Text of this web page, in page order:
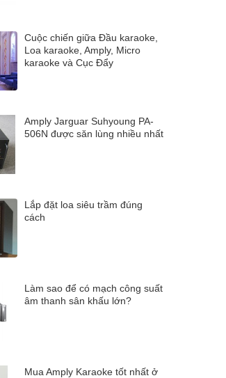
Cuộc chiến giữa Đầu karaoke,
Loa karaoke, Amply, Micro
karaoke và Cục Đẩy
Amply Jarguar Suhyoung PA-
506N được săn lùng nhiều nhất
Lắp đặt loa siêu trầm đúng
cách
Làm sao để có mạch công suất
âm thanh sân khấu lớn?
Mua Amply Karaoke tốt nhất ở